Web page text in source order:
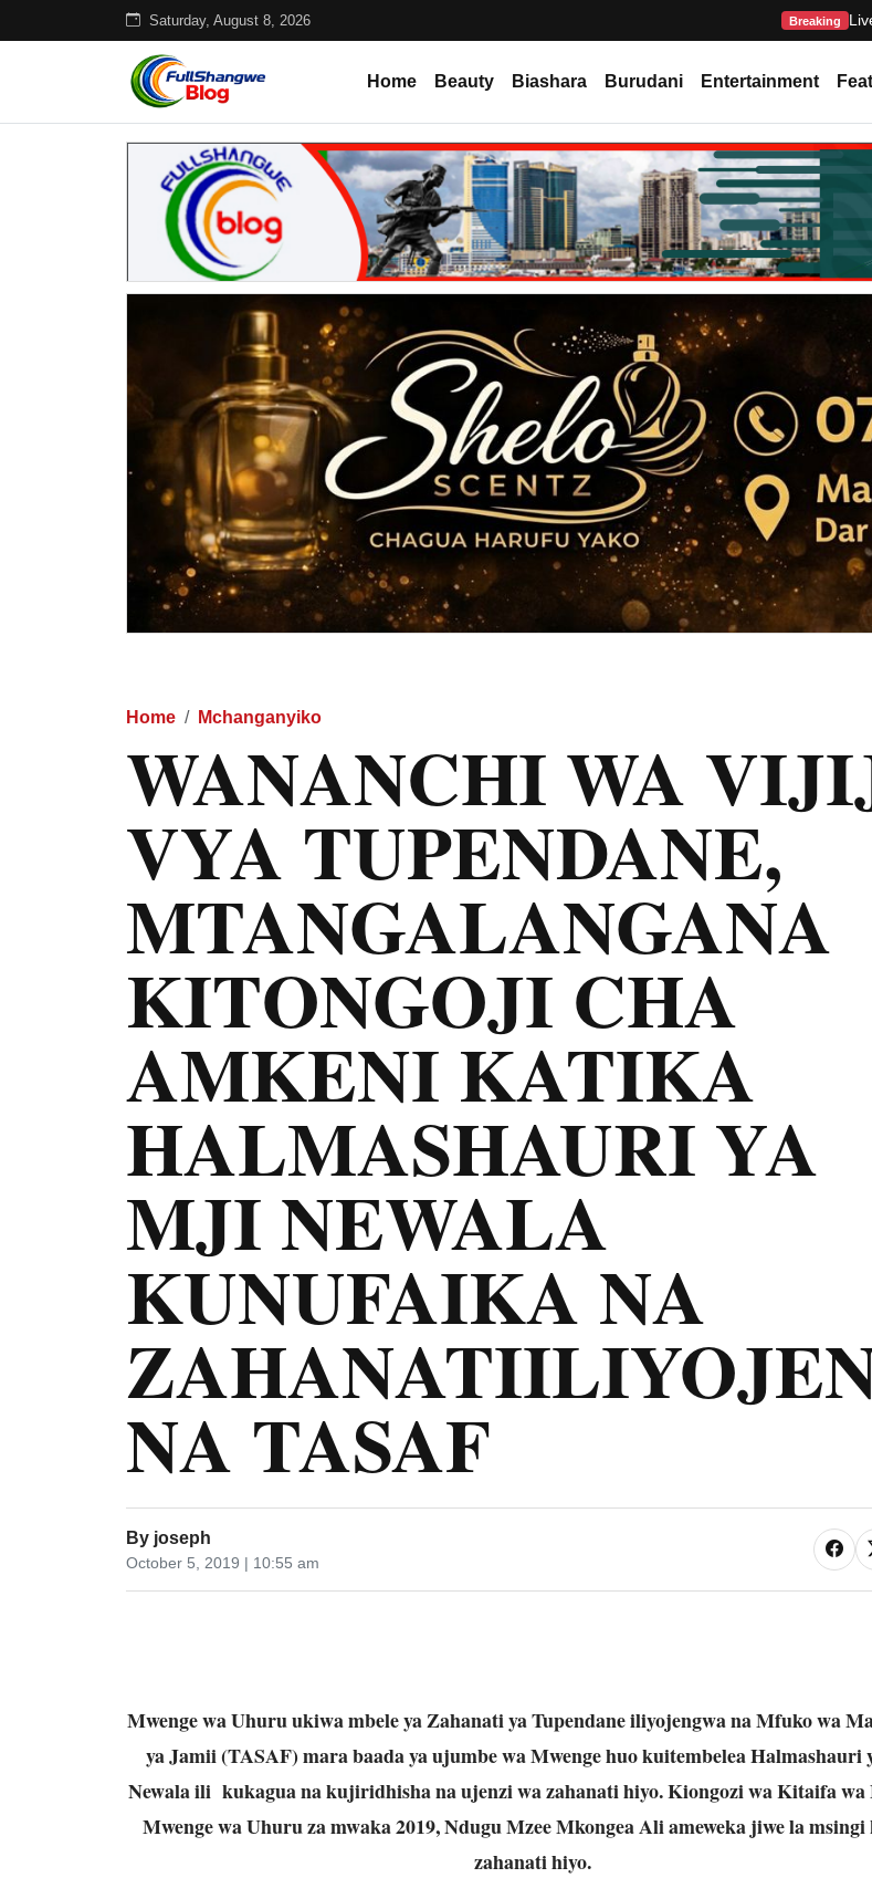
Saturday, August 8, 2026 Breaking
Home Beauty Biashara Burudani Entertainment
Home Mchanganyiko
WANANCHI WA
VYA TUPENDANE,
MTANGALANGANA
KITONGOJI CHA
AMKENI KATIKA
HALMASHAURI YA
MJI NEWALA
KUNUFAIKA NA
NA TASAF
By joseph
October 5, 2019 | 10:55 am
Mwenge wa Uhuru ukiwa mbele ya Zahanati ya Tupendane iliyojengwa na Mfuko wa
ya Jamii (TASAF) mara baada ya ujumbe wa Mwenge huo kuitembelea Halmashauri
Newala ili kukagua na kujiridhisha na ujenzi wa zahanati hiyo. Kiongozi wa Kitaifa wa
Mwenge wa Uhuru za mwaka 2019, Ndugu Mzee Mkongea Ali ameweka jiwe la
zahanati hiyo.